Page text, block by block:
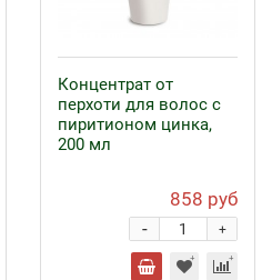
Концентрат от
перхоти для волос с
пиритионом цинка,
200 мл
858 руб
+
-